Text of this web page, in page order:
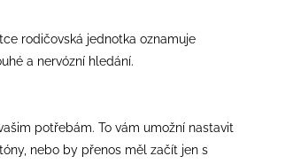
rodičovská jednotka oznamuje
a nervózní hledání.
potřebám. To vám umožní nastavit
nebo by přenos měl začít jen s